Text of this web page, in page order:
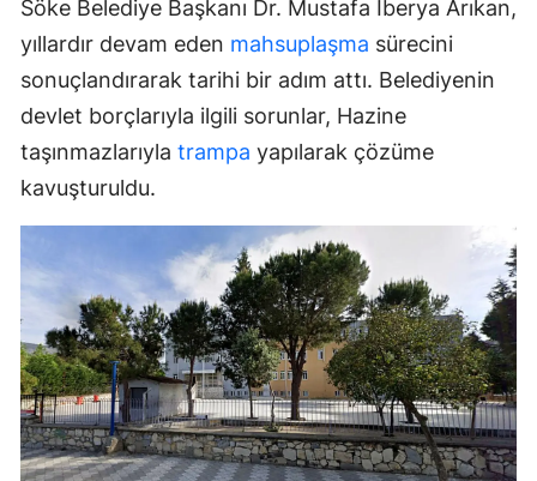
Söke Belediye Başkanı Dr. Mustafa İberya Arıkan,
yıllardır devam eden mahsuplaşma sürecini
sonuçlandırarak tarihi bir adım attı. Belediyenin
devlet borçlarıyla ilgili sorunlar, Hazine
taşınmazlarıyla trampa yapılarak çözüme
kavuşturuldu.